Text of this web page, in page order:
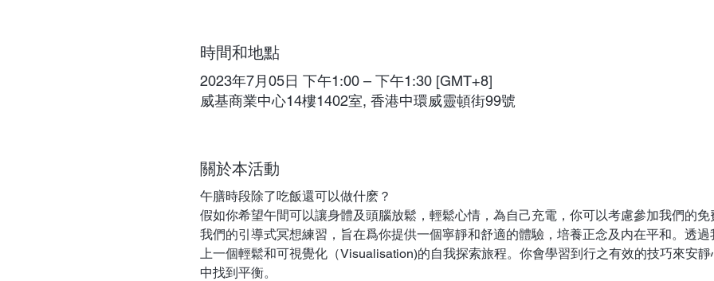
時間和地點
2023年7月05日 下午1:00 – 下午1:30 [GMT+8]
威基商業中心14樓1402室, 香港中環威靈頓街99號
關於本活動
午膳時段除了吃飯還可以做什麽？
假如你希望午間可以讓身體及頭腦放鬆，輕鬆心情，為自己充電，你可以考慮參加我們的
我們的引導式冥想練習，旨在爲你提供一個寧靜和舒適的體驗，培養正念及内在平和。透
上一個輕鬆和可視覺化（Visualisation)的自我探索旅程。你會學習到行之有效的技巧來安
中找到平衡。